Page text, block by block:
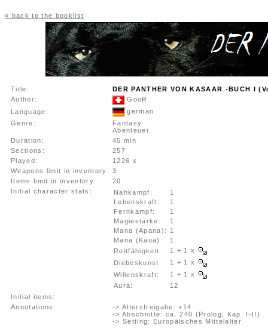
« back to the booklist
Title:
DER PANTHER VON KASAAR -BUCH I
Author:
GooR
Language:
german
Genre:
Fantasy
Abenteuer
Duration:
45 min
Sections:
257
Played:
1226 x
Weapons limit in inventory: 3
Items limit in inventory:
20
Initial character stats:
Nahkampf:
1
Lebenskraft:
1
Fernkampf:
1
Magiestärke:
1
Mana (Apana):
1
Mana (Kaua):
1
Reitfähigkeit:
1 + 1 x
Diebeskunst:
1 + 1 x
Willenskraft:
1 + 1 x
Aura:
12
Initial items:
Annotations:
-> Altersfreigabe: +14
-> Abschnitte: ca. 240 (Prolog, Kap. I-II)
-> Setting: Europäisches Mittelalter